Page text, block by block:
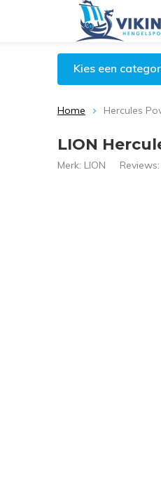
Kies een
Home Hercules
LION
Merk: LION Reviews: